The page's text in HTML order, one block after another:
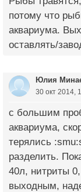
потому что
аквариума.
оставлять/
Юлия
30 окт 2014,
с большим
аквариума,
терялись
разделить.
40л, нитриты
выходным,